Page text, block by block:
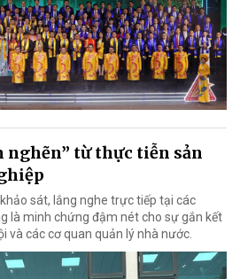
nghẽn” từ thực tiễn sản
sát, lắng nghe trực tiếp tại các
là minh chứng đậm nét cho sự gắn kết
và các cơ quan quản lý nhà nước.